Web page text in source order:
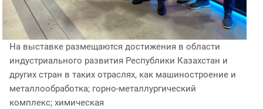
На выставке размещаются достижения в области
индустриального развития Республики Казахстан и
других стран в таких отраслях, как машиностроение и
металлообработка; горно-металлургический
комплекс; химическая